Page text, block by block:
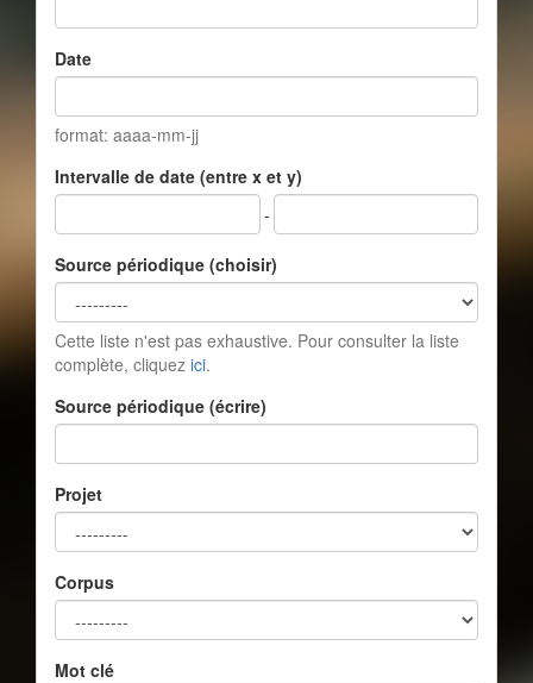
Date
format: aaaa-mm-jj
Intervalle de date (entre x et y)
-
Source périodique (choisir)
Cette liste n'est pas exhaustive. Pour consulter la liste
complète, cliquez ici.
Source périodique (écrire)
Projet
Corpus
Mot clé